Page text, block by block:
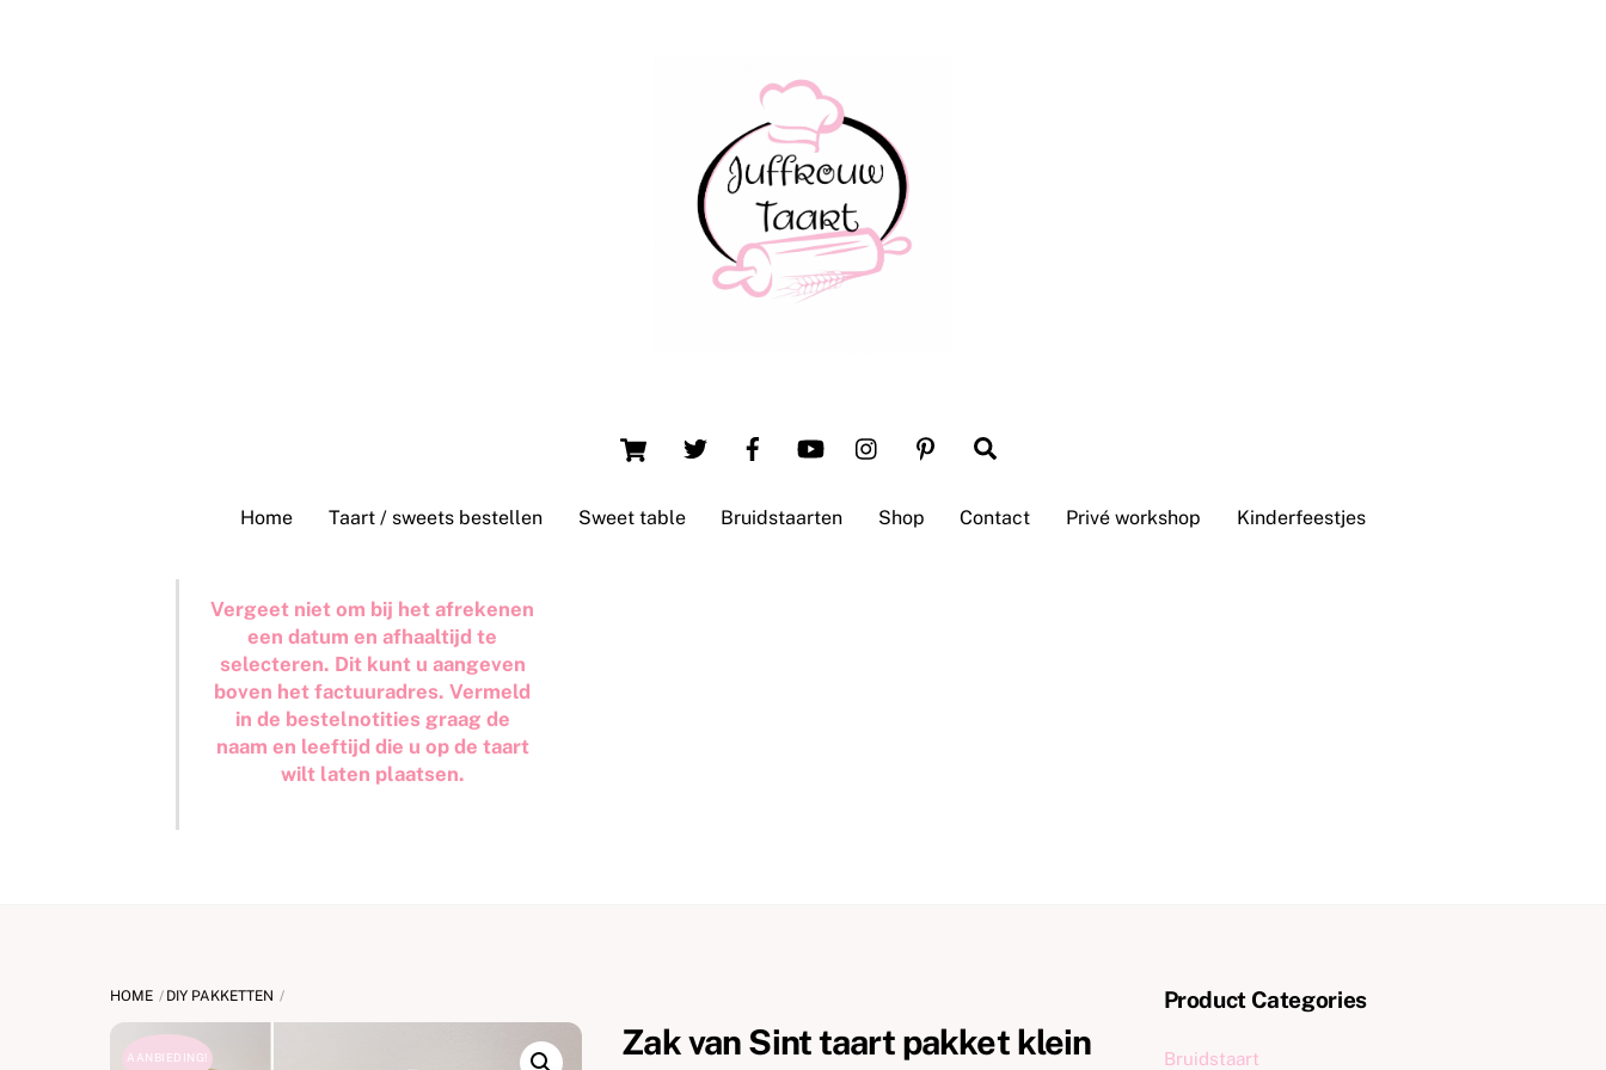
Cart
Home Taart / sweets bestellen Sweet table Bruidstaarten Shop Contact Privé workshop Kinderfeestjes
Vergeet niet om bij het afrekenen
een datum en afhaaltijd te
selecteren. Dit kunt u aangeven
boven het factuuradres. Vermeld
in de bestelnotities graag de
naam en leeftijd die u op de taart
wilt laten plaatsen.
HOME DIY PAKKETTEN
AANBIEDING! Zak van Sint taart pakket klein
Product Categories
Bruidstaart
Top